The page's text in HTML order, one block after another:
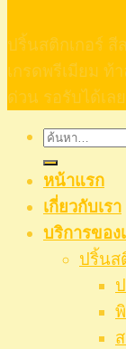
ปริ้นสติกเกอร์
เกรดพรีเมียม ท้
ด่วน รอรับได้เล
ค้นหา:
หน้าแรก
เกี่ยวกับเรา
บริการของ
ปริ้นส